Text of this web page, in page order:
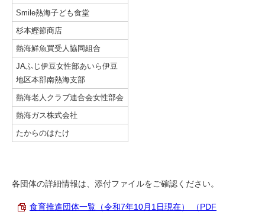
Smile熱海子ども食堂
杉本鰹節商店
熱海鮮魚買受人協同組合
JAふじ伊豆女性部あいら伊豆
地区本部南熱海支部
熱海老人クラブ連合会女性部会
熱海ガス株式会社
たからのはたけ
各団体の詳細情報は、添付ファイルをご確認ください。
食育推進団体一覧（令和7年10月1日現在） （PDF